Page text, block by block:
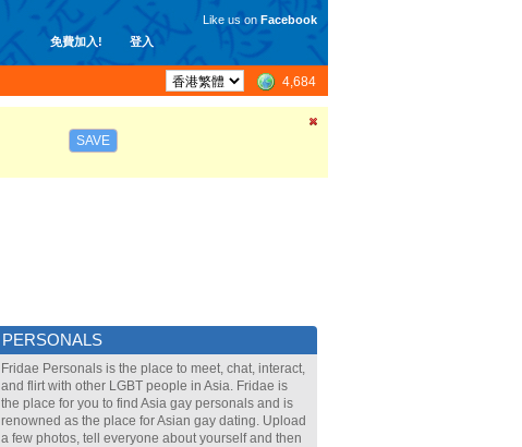
免費加入! 登入
Like us on Facebook
4,684
SAVE
PERSONALS
Fridae Personals is the place to meet, chat, interact,
and flirt with other LGBT people in Asia. Fridae is
the place for you to find Asia gay personals and is
renowned as the place for Asian gay dating. Upload
a few photos, tell everyone about yourself and then